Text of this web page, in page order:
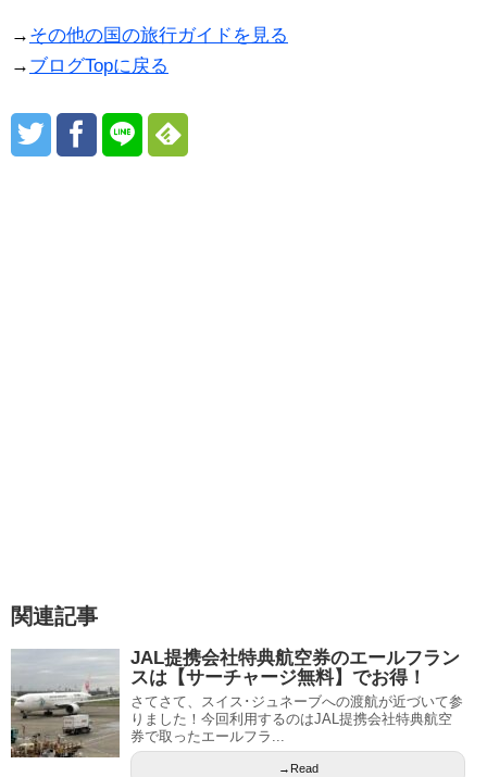
→ その他の国の旅行ガイドを見る
→ ブログTopに戻る
関連記事
JAL提携会社特典航空券のエールフラン
スは【サーチャージ無料】でお得！
さてさて、スイス･ジュネーブへの渡航が近づいて参
りました！今回利用するのはJAL提携会社特典航空
券で取ったエールフラ...
→Read